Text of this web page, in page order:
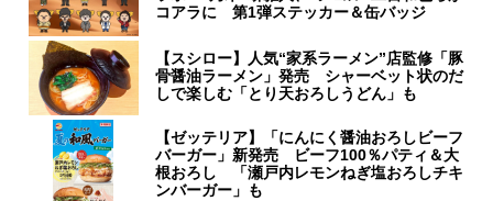
コアラに 第1弾ステッカー＆缶バッジ
【スシロー】人気“家系ラーメン”店監修「豚
骨醤油ラーメン」発売 シャーベット状のだ
しで楽しむ「とり天おろしうどん」も
【ゼッテリア】「にんにく醤油おろしビーフ
バーガー」新発売 ビーフ100％パティ＆大
根おろし 「瀬戸内レモンねぎ塩おろしチキ
ンバーガー」も